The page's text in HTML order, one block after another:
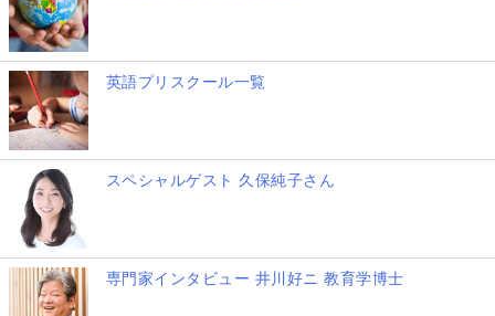
英語プリスクール一覧
スペシャルゲスト 久保純子さん
専門家インタビュー 井川好ニ 教育学博士